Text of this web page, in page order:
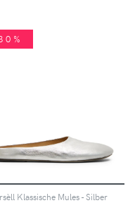
Klassische Mules - Silber